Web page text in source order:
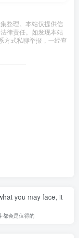
整理。本站仅提供信
律责任。如发现本站
方式私聊举报，一经查
you may face, it
都会是值得的